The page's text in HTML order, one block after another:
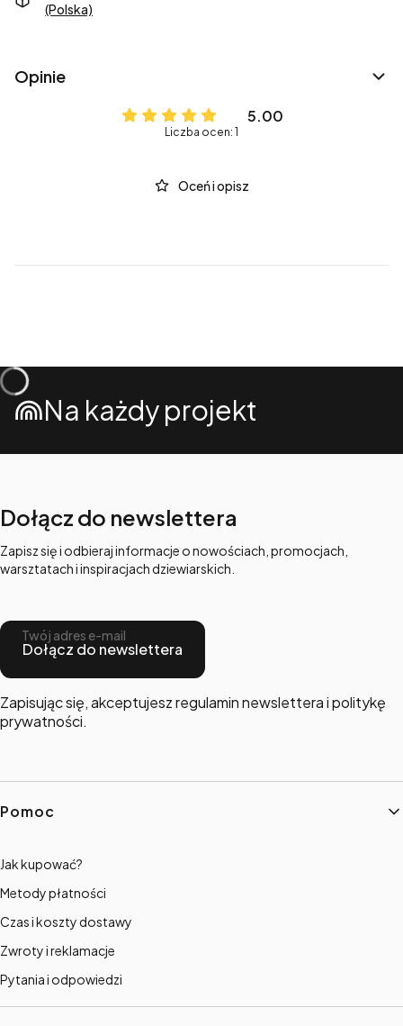
(Polska)
Opinie
5.00
Liczba ocen: 1
Oceń i opisz
Na każdy projekt
Dołącz do newslettera
Zapisz się i odbieraj informacje o nowościach, promocjach,
warsztatach i inspiracjach dziewiarskich.
Twój adres e-mail
Dołącz do newslettera
Zapisując się, akceptujesz regulamin newslettera i politykę
prywatności.
Linki w stopce
Pomoc
Jak kupować?
Metody płatności
Czas i koszty dostawy
Zwroty i reklamacje
Pytania i odpowiedzi